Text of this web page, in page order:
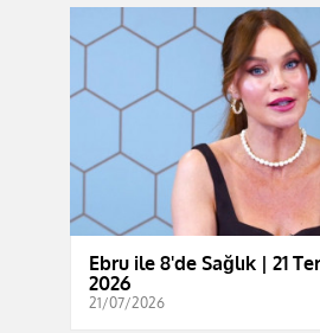
Ebru ile 8'de Sağlık | 21
2026
21/07/2026